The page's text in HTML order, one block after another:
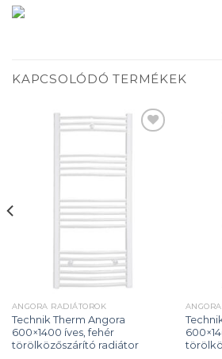
KAPCSOLÓDÓ TERMÉKEK
ANGORA RADIÁTOROK
Technik Therm Angora
600×1400 íves, fehér
törölközőszárító radiátor